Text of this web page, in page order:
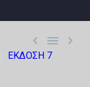
  
ΕΚΔΟΣΗ 7